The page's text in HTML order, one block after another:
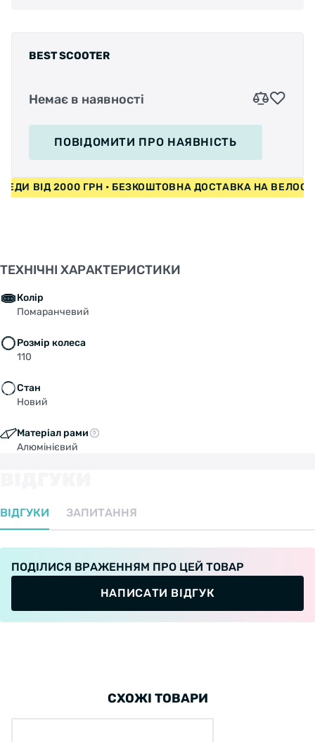
BEST SCOOTER
Немає в наявності
ПОВІДОМИТИ ПРО НАЯВНІСТЬ
ВІД 2000 ГРН • БЕЗКОШТОВНА ДОСТАВКА НА
ТЕХНІЧНІ ХАРАКТЕРИСТИКИ
Колір
Помаранчевий
Розмір колеса
110
Стан
Новий
Матеріал рами
Алюмінієвий
ВІДГУКИ ЗАПИТАННЯ
ПОДІЛИСЯ ВРАЖЕННЯМ ПРО ЦЕЙ ТОВАР
НАПИСАТИ ВІДГУК
СХОЖІ ТОВАРИ